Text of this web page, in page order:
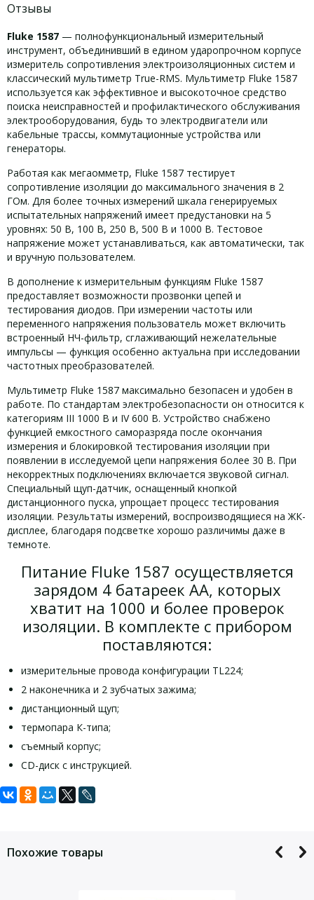
Отзывы
Fluke 1587 — полнофункциональный измерительный
инструмент, объединивший в едином ударопрочном корпусе
измеритель сопротивления электроизоляционных систем и
классический мультиметр True-RMS. Мультиметр Fluke 1587
используется как эффективное и высокоточное средство
поиска неисправностей и профилактического обслуживания
электрооборудования, будь то электродвигатели или
кабельные трассы, коммутационные устройства или
генераторы.
Работая как мегаомметр, Fluke 1587 тестирует
сопротивление изоляции до максимального значения в 2
ГОм. Для более точных измерений шкала генерируемых
испытательных напряжений имеет предустановки на 5
уровнях: 50 В, 100 В, 250 В, 500 В и 1000 В. Тестовое
напряжение может устанавливаться, как автоматически, так
и вручную пользователем.
В дополнение к измерительным функциям Fluke 1587
предоставляет возможности прозвонки цепей и
тестирования диодов. При измерении частоты или
переменного напряжения пользователь может включить
встроенный НЧ-фильтр, сглаживающий нежелательные
импульсы — функция особенно актуальна при исследовании
частотных преобразователей.
Мультиметр Fluke 1587 максимально безопасен и удобен в
работе. По стандартам электробезопасности он относится к
категориям III 1000 В и IV 600 В. Устройство снабжено
функцией емкостного саморазряда после окончания
измерения и блокировкой тестирования изоляции при
появлении в исследуемой цепи напряжения более 30 В. При
некорректных подключениях включается звуковой сигнал.
Специальный щуп-датчик, оснащенный кнопкой
дистанционного пуска, упрощает процесс тестирования
изоляции. Результаты измерений, воспроизводящиеся на ЖК-
дисплее, благодаря подсветке хорошо различимы даже в
темноте.
Питание Fluke 1587 осуществляется
зарядом 4 батареек АА, которых
хватит на 1000 и более проверок
изоляции. В комплекте c прибором
поставляются:
измерительные провода конфигурации TL224;
2 наконечника и 2 зубчатых зажима;
дистанционный щуп;
термопара К-типа;
съемный корпус;
CD-диск с инструкцией.
Технические характеристики
Fluke 1577
Комплектация мультиметра Fluke
Мегаомметр Fluke 1577
Задать вопрос
Похожие товары